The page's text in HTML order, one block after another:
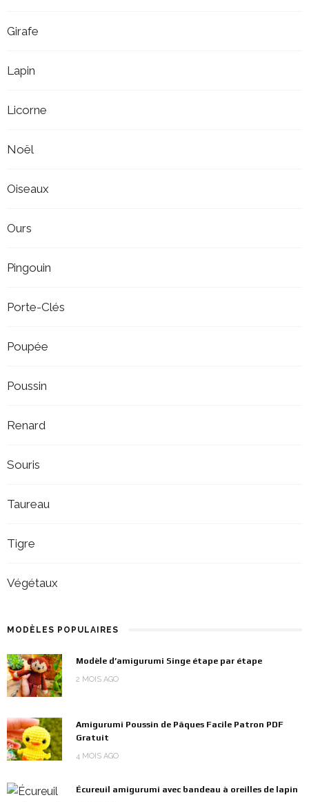
Girafe
Lapin
Licorne
Noël
Oiseaux
Ours
Pingouin
Porte-Clés
Poupée
Poussin
Renard
Souris
Taureau
Tigre
Végétaux
MODÈLES POPULAIRES
Modèle d’amigurumi Singe étape par étape
2 MOIS AGO
Amigurumi Poussin de Pâques Facile Patron PDF
Gratuit
4 MOIS AGO
Écureuil amigurumi avec bandeau à oreilles de lapin